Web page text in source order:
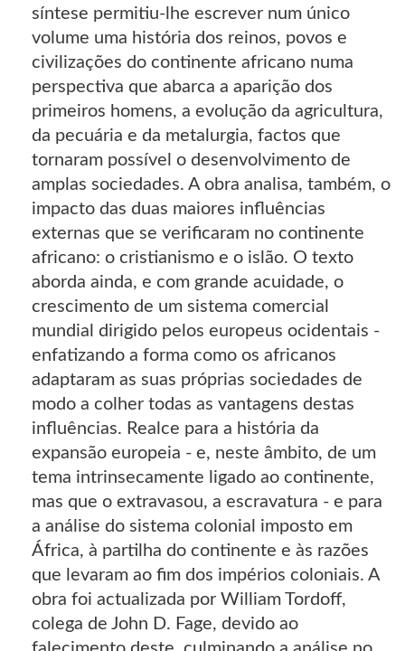
síntese permitiu-lhe escrever num único
volume uma história dos reinos, povos e
civilizações do continente africano numa
perspectiva que abarca a aparição dos
primeiros homens, a evolução da agricultura,
da pecuária e da metalurgia, factos que
tornaram possível o desenvolvimento de
amplas sociedades. A obra analisa, também, o
impacto das duas maiores influências
externas que se verificaram no continente
africano: o cristianismo e o islão. O texto
aborda ainda, e com grande acuidade, o
crescimento de um sistema comercial
mundial dirigido pelos europeus ocidentais -
enfatizando a forma como os africanos
adaptaram as suas próprias sociedades de
modo a colher todas as vantagens destas
influências. Realce para a história da
expansão europeia - e, neste âmbito, de um
tema intrinsecamente ligado ao continente,
mas que o extravasou, a escravatura - e para
a análise do sistema colonial imposto em
África, à partilha do continente e às razões
que levaram ao fim dos impérios coloniais. A
obra foi actualizada por William Tordoff,
colega de John D. Fage, devido ao